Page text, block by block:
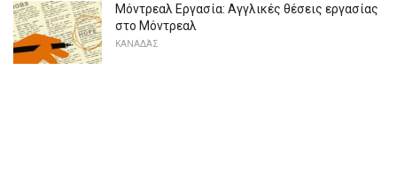
Μόντρεαλ Εργασία: Αγγλικές θέσεις εργασίας
στο Μόντρεαλ
ΚΑΝΑΔΆΣ